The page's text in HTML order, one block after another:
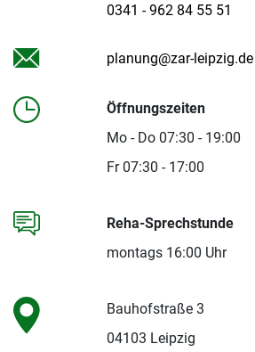
0341 - 962 84 55 51
planung@zar-leipzig.de
Öffnungszeiten
Mo - Do 07:30 - 19:00
Fr 07:30 - 17:00
Reha-Sprechstunde
montags 16:00 Uhr
Bauhofstraße 3
04103 Leipzig